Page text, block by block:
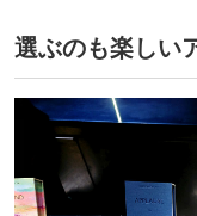
選ぶのも楽しい